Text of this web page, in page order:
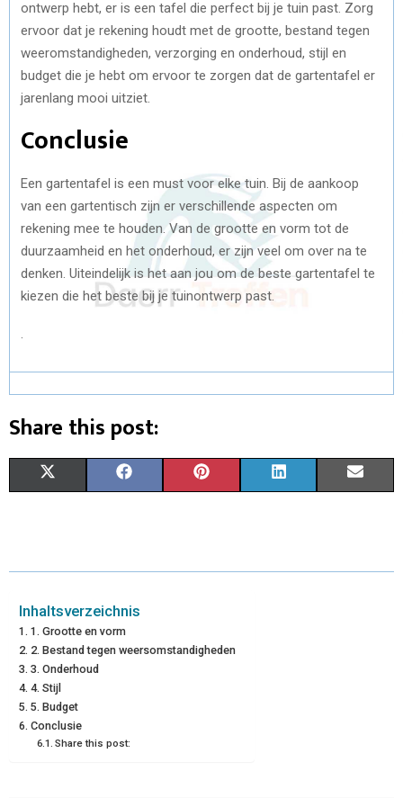
ontwerp hebt, er is een tafel die perfect bij je tuin past. Zorg
ervoor dat je rekening houdt met de grootte, bestand tegen
weeromstandigheden, verzorging en onderhoud, stijl en
budget die je hebt om ervoor te zorgen dat de gartentafel er
jarenlang mooi uitziet.
Conclusie
Een gartentafel is een must voor elke tuin. Bij de aankoop
van een gartentisch zijn er verschillende aspecten om
rekening mee te houden. Van de grootte en vorm tot de
duurzaamheid en het onderhoud, er zijn veel om over na te
denken. Uiteindelijk is het aan jou om de beste gartentafel te
kiezen die het beste bij je tuinontwerp past.
Share this post:
W
T
T
E
R
E T K I
Inhaltsverzeichnis
1. Grootte en vorm
2. Bestand tegen weersomstandigheden
3. Onderhoud
4. Stijl
5. Budget
Conclusie
Share this post: